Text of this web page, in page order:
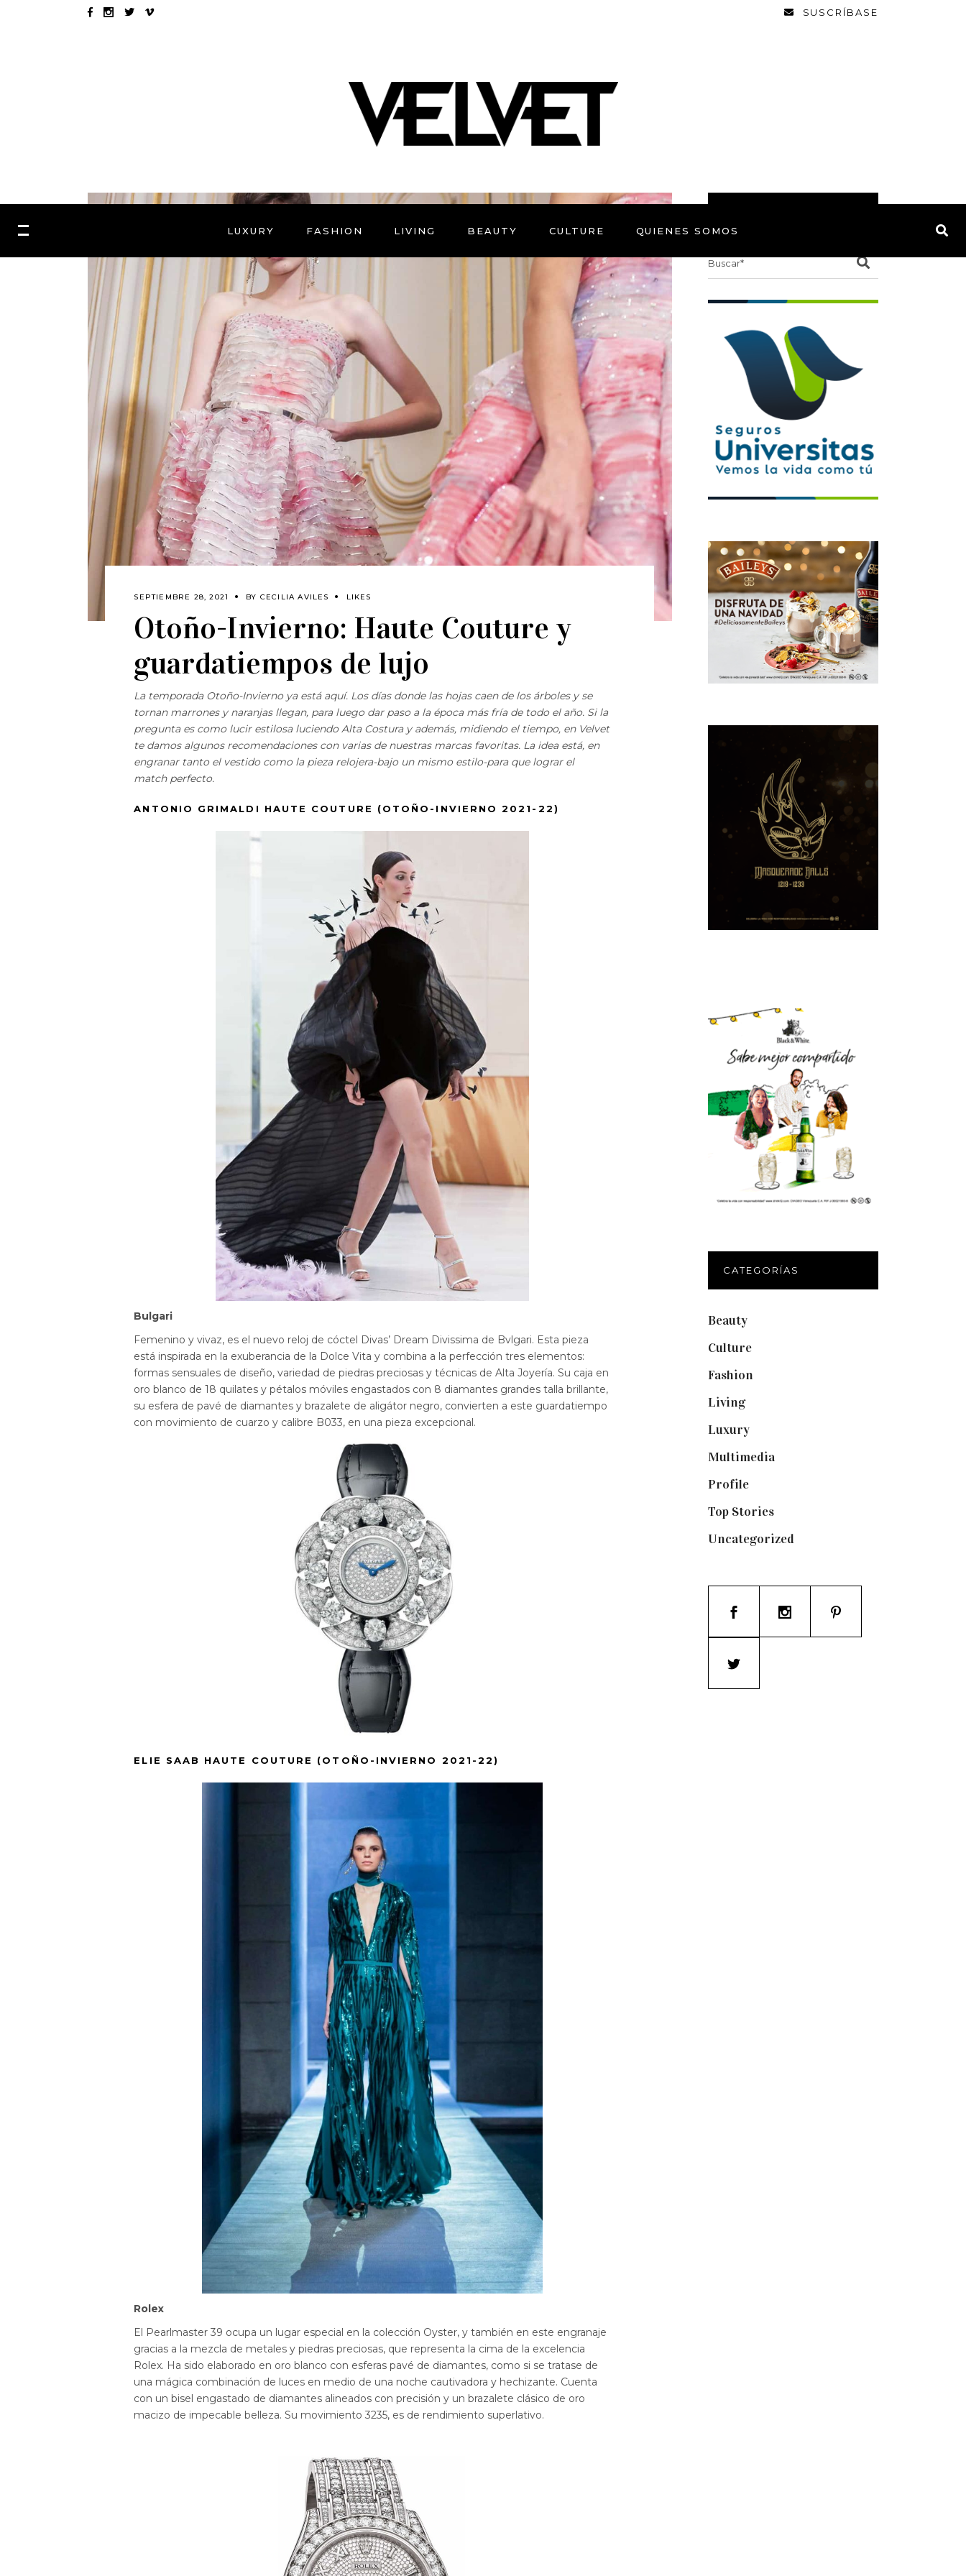
SUSCRÍBASE
LUXURY FASHION LIVING BEAUTY CULTURE QUIENES SOMOS
SEPTIEMBRE 28, 2021 BY CECILIA AVILES LIKES
Otoño-Invierno: Haute Couture y
guardatiempos de lujo
La temporada Otoño-Invierno ya está aquí. Los días donde las hojas caen de los árboles y se
tornan marrones y naranjas llegan, para luego dar paso a la época más fría de todo el año. Si la
pregunta es como lucir estilosa luciendo Alta Costura y además, midiendo el tiempo, en Velvet
te damos algunos recomendaciones con varias de nuestras marcas favoritas. La idea está, en
engranar tanto el vestido como la pieza relojera-bajo un mismo estilo-para que lograr el
match perfecto.
ANTONIO GRIMALDI HAUTE COUTURE (OTOÑO-INVIERNO 2021-22)
Bulgari
Femenino y vivaz, es el nuevo reloj de cóctel Divas’ Dream Divissima de Bvlgari. Esta pieza
está inspirada en la exuberancia de la Dolce Vita y combina a la perfección tres elementos:
formas sensuales de diseño, variedad de piedras preciosas y técnicas de Alta Joyería. Su caja en
oro blanco de 18 quilates y pétalos móviles engastados con 8 diamantes grandes talla brillante,
su esfera de pavé de diamantes y brazalete de aligátor negro, convierten a este guardatiempo
con movimiento de cuarzo y calibre B033, en una pieza excepcional.
ELIE SAAB HAUTE COUTURE (OTOÑO-INVIERNO 2021-22)
Rolex
El Pearlmaster 39 ocupa un lugar especial en la colección Oyster, y también en este engranaje
gracias a la mezcla de metales y piedras preciosas, que representa la cima de la excelencia
Rolex. Ha sido elaborado en oro blanco con esferas pavé de diamantes, como si se tratase de
una mágica combinación de luces en medio de una noche cautivadora y hechizante. Cuenta
con un bisel engastado de diamantes alineados con precisión y un brazalete clásico de oro
macizo de impecable belleza. Su movimiento 3235, es de rendimiento superlativo.
Search
CATEGORÍAS
Beauty(250)
Culture(132)
Fashion
Living(337)
Luxury(664)
Multimedia(10)
Profile(8)
Top Stories(123)
Uncategorized